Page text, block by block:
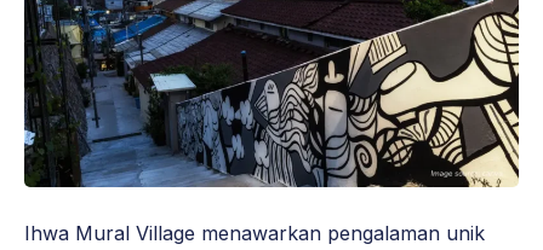
Ihwa Mural Village menawarkan pengalaman unik